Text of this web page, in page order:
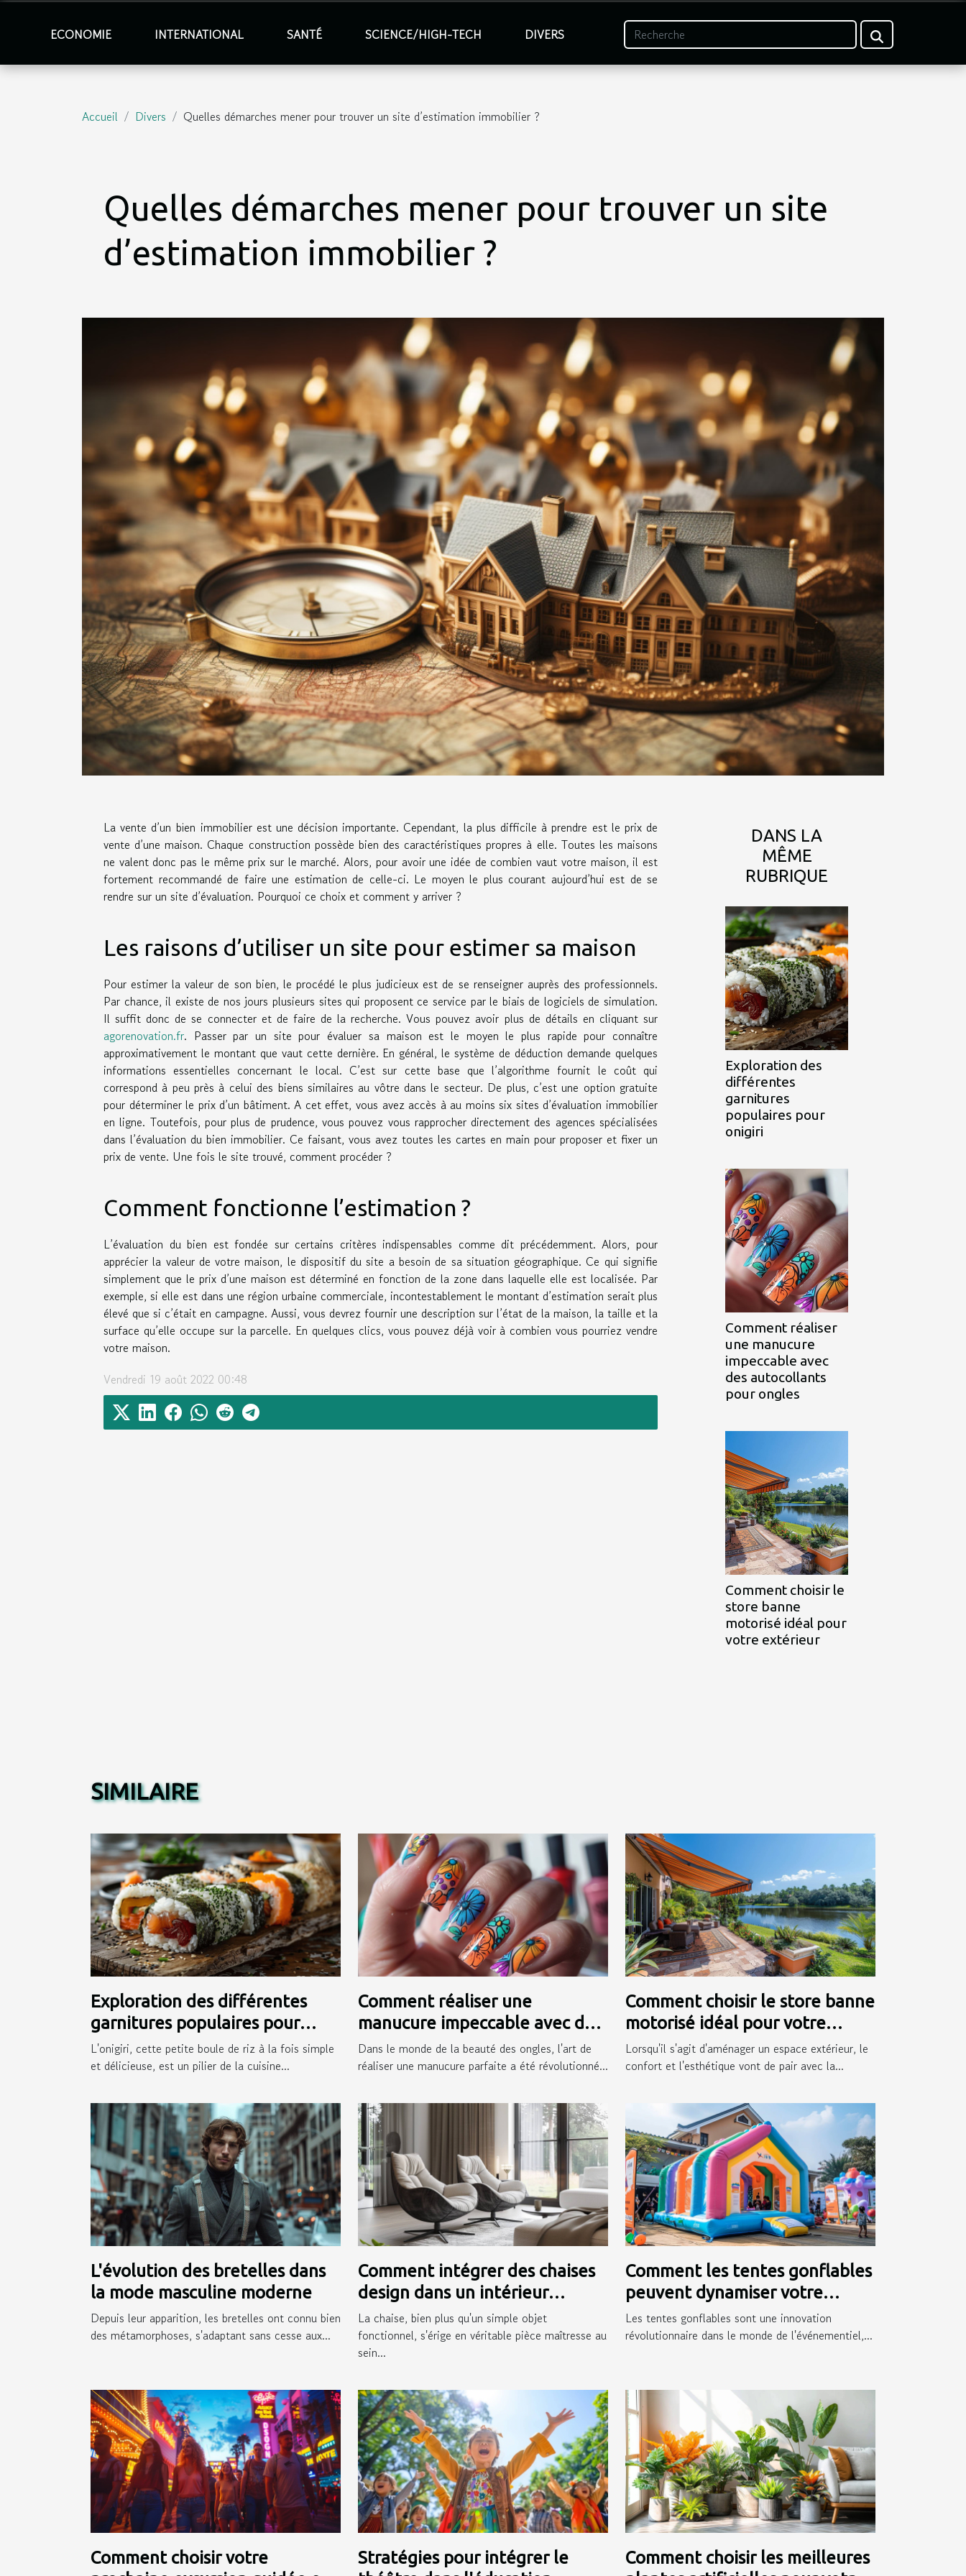
ECONOMIE INTERNATIONAL SANTÉ SCIENCE/HIGH-TECH DIVERS
Accueil Divers Quelles démarches mener pour trouver un site d’estimation immobilier ?
Quelles démarches mener pour trouver un site
d’estimation immobilier ?
La vente d’un bien immobilier est une décision importante. Cependant, la plus difficile à prendre est le prix de
vente d’une maison. Chaque construction possède bien des caractéristiques propres à elle. Toutes les maisons
ne valent donc pas le même prix sur le marché. Alors, pour avoir une idée de combien vaut votre maison, il est
fortement recommandé de faire une estimation de celle-ci. Le moyen le plus courant aujourd’hui est de se
rendre sur un site d’évaluation. Pourquoi ce choix et comment y arriver ?
Les raisons d’utiliser un site pour estimer sa maison
Pour estimer la valeur de son bien, le procédé le plus judicieux est de se renseigner auprès des professionnels.
Par chance, il existe de nos jours plusieurs sites qui proposent ce service par le biais de logiciels de simulation.
Il suffit donc de se connecter et de faire de la recherche. Vous pouvez avoir plus de détails en cliquant sur
agorenovation.fr. Passer par un site pour évaluer sa maison est le moyen le plus rapide pour connaître
approximativement le montant que vaut cette dernière. En général, le système de déduction demande quelques
informations essentielles concernant le local. C’est sur cette base que l’algorithme fournit le coût qui
correspond à peu près à celui des biens similaires au vôtre dans le secteur. De plus, c’est une option gratuite
pour déterminer le prix d’un bâtiment. A cet effet, vous avez accès à au moins six sites d’évaluation immobilier
en ligne. Toutefois, pour plus de prudence, vous pouvez vous rapprocher directement des agences spécialisées
dans l’évaluation du bien immobilier. Ce faisant, vous avez toutes les cartes en main pour proposer et fixer un
prix de vente. Une fois le site trouvé, comment procéder ?
Comment fonctionne l’estimation ?
L’évaluation du bien est fondée sur certains critères indispensables comme dit précédemment. Alors, pour
apprécier la valeur de votre maison, le dispositif du site a besoin de sa situation géographique. Ce qui signifie
simplement que le prix d’une maison est déterminé en fonction de la zone dans laquelle elle est localisée. Par
exemple, si elle est dans une région urbaine commerciale, incontestablement le montant d’estimation serait plus
élevé que si c’était en campagne. Aussi, vous devrez fournir une description sur l’état de la maison, la taille et la
surface qu’elle occupe sur la parcelle. En quelques clics, vous pouvez déjà voir à combien vous pourriez vendre
votre maison.
Vendredi 19 août 2022 00:48
DANS LA
MÊME
RUBRIQUE
Exploration des
différentes
garnitures
populaires pour
onigiri
Comment réaliser
une manucure
impeccable avec
des autocollants
pour ongles
Comment choisir le
store banne
motorisé idéal pour
votre extérieur
SIMILAIRE
Exploration des différentes
garnitures populaires pour
onigiri
L'onigiri, cette petite boule de riz à la fois simple
et délicieuse, est un pilier de la cuisine...
Comment réaliser une
manucure impeccable avec des
autocollants pour ongles
Dans le monde de la beauté des ongles, l'art de
réaliser une manucure parfaite a été révolutionné...
Comment choisir le store banne
motorisé idéal pour votre
extérieur
Lorsqu'il s'agit d'aménager un espace extérieur, le
confort et l'esthétique vont de pair avec la...
L'évolution des bretelles dans
la mode masculine moderne
Depuis leur apparition, les bretelles ont connu bien
des métamorphoses, s'adaptant sans cesse aux...
Comment intégrer des chaises
design dans un intérieur
moderne
La chaise, bien plus qu'un simple objet
fonctionnel, s'érige en véritable pièce maîtresse au
sein...
Comment les tentes gonflables
peuvent dynamiser votre
présence événementielle
Les tentes gonflables sont une innovation
révolutionnaire dans le monde de l'événementiel,...
Comment choisir votre
Stratégies pour intégrer le
Comment choisir les meilleures